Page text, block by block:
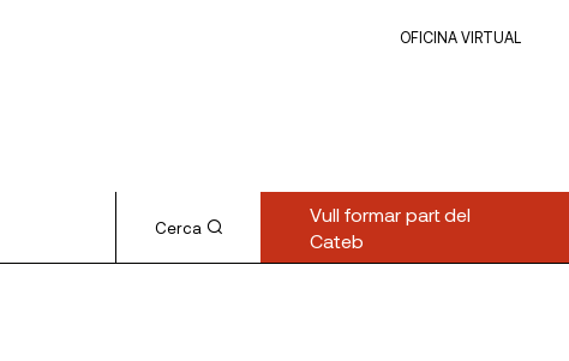
OFICINA VIRTUAL
Cerca
Vull formar part del
Cateb